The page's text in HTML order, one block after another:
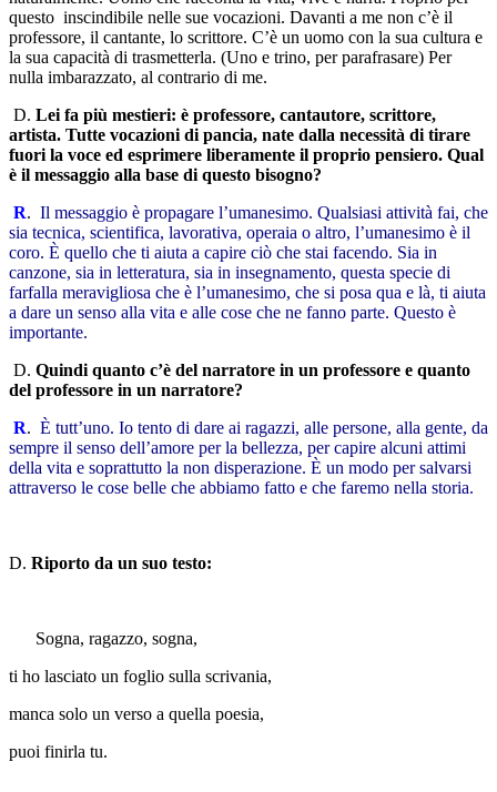
questo inscindibile nelle sue vocazioni. Davanti a me non c’è il
professore, il cantante, lo scrittore. C’è un uomo con la sua cultura e
la sua capacità di trasmetterla. (Uno e trino, per parafrasare) Per
nulla imbarazzato, al contrario di me.
D. Lei fa più mestieri: è professore, cantautore, scrittore,
artista. Tutte vocazioni di pancia, nate dalla necessità di tirare
fuori la voce ed esprimere liberamente il proprio pensiero. Qual
è il messaggio alla base di questo bisogno?
R. Il messaggio è propagare l’umanesimo. Qualsiasi attività fai, che
sia tecnica, scientifica, lavorativa, operaia o altro, l’umanesimo è il
coro. È quello che ti aiuta a capire ciò che stai facendo. Sia in
canzone, sia in letteratura, sia in insegnamento, questa specie di
farfalla meravigliosa che è l’umanesimo, che si posa qua e là, ti aiuta
a dare un senso alla vita e alle cose che ne fanno parte. Questo è
importante.
D. Quindi quanto c’è del narratore in un professore e quanto
del professore in un narratore?
R. È tutt’uno. Io tento di dare ai ragazzi, alle persone, alla gente, da
sempre il senso dell’amore per la bellezza, per capire alcuni attimi
della vita e soprattutto la non disperazione. È un modo per salvarsi
attraverso le cose belle che abbiamo fatto e che faremo nella storia.
D. Riporto da un suo testo:
Sogna, ragazzo, sogna,
ti ho lasciato un foglio sulla scrivania,
manca solo un verso a quella poesia,
puoi finirla tu.